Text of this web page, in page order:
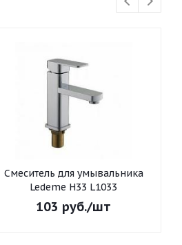
Смеситель для умывальника
Ledeme H33 L1033
103 руб./шт